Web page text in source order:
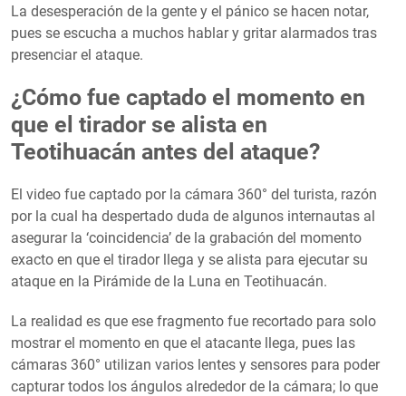
La desesperación de la gente y el pánico se hacen notar,
pues se escucha a muchos hablar y gritar alarmados tras
presenciar el ataque.
¿Cómo fue captado el momento en
que el tirador se alista en
Teotihuacán antes del ataque?
El video fue captado por la cámara 360° del turista, razón
por la cual ha despertado duda de algunos internautas al
asegurar la ‘coincidencia’ de la grabación del momento
exacto en que el tirador llega y se alista para ejecutar su
ataque en la Pirámide de la Luna en Teotihuacán.
La realidad es que ese fragmento fue recortado para solo
mostrar el momento en que el atacante llega, pues las
cámaras 360° utilizan varios lentes y sensores para poder
capturar todos los ángulos alrededor de la cámara; lo que